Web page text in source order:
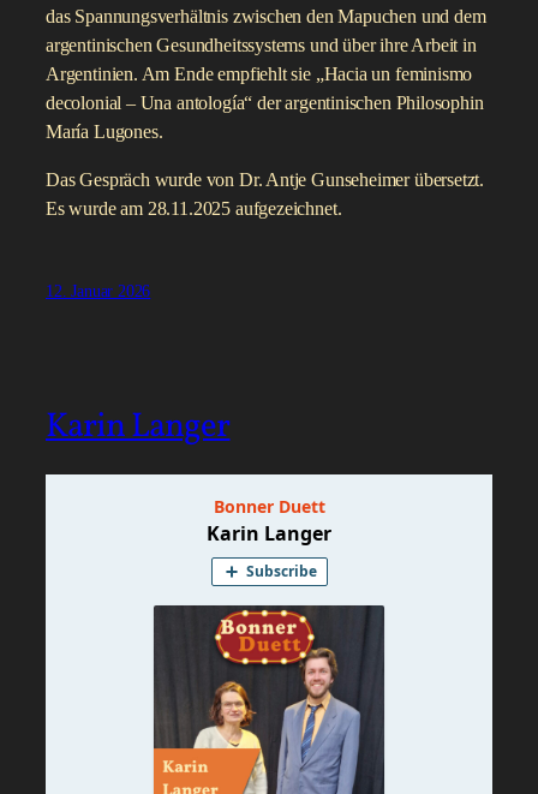
das Spannungsverhältnis zwischen den Mapuchen und dem
argentinischen Gesundheitssystems und über ihre Arbeit in
Argentinien. Am Ende empfiehlt sie „Hacia un feminismo
decolonial – Una antología“ der argentinischen Philosophin
María Lugones.
Das Gespräch wurde von Dr. Antje Gunseheimer übersetzt.
Es wurde am 28.11.2025 aufgezeichnet.
12. Januar 2026
Karin Langer